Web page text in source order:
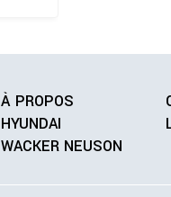
À PROPOS
HYUNDAI
WACKER NEUSON